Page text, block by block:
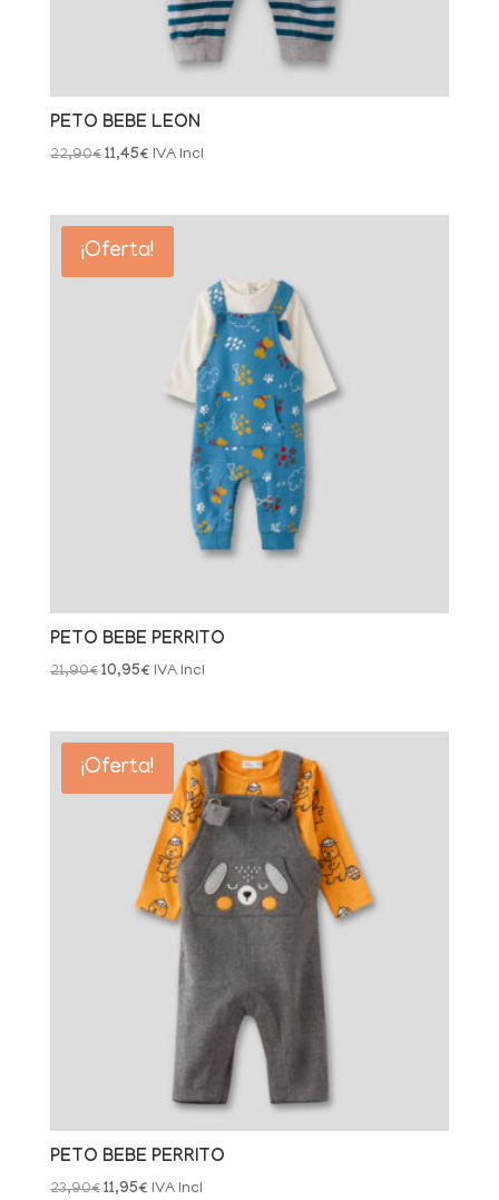
PETO BEBE LEON
22,90€ El
era:
22,90€.
11,45€El
es:
11,45€.
IVA Incl
¡Oferta!
PETO BEBE PERRITO
21,90€ El
era:
21,90€.
10,95€El
es:
10,95€.
IVA Incl
¡Oferta!
PETO BEBE PERRITO
23,90€ El
11,95€ElIVA Incl